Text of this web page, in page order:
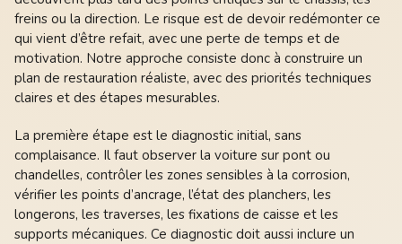
freins ou la direction. Le risque est de devoir redémonter ce
qui vient d’être refait, avec une perte de temps et de
motivation. Notre approche consiste donc à construire un
plan de restauration réaliste, avec des priorités techniques
claires et des étapes mesurables.
La première étape est le diagnostic initial, sans
complaisance. Il faut observer la voiture sur pont ou
chandelles, contrôler les zones sensibles à la corrosion,
vérifier les points d’ancrage, l’état des planchers, les
longerons, les traverses, les fixations de caisse et les
supports mécaniques. Ce diagnostic doit aussi inclure un